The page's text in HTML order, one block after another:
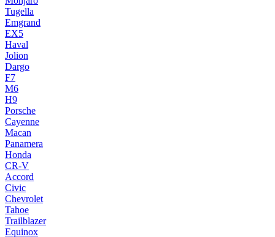
Tugella
Emgrand
EX5
Haval
Jolion
Dargo
F7
M6
H9
Porsche
Cayenne
Macan
Panamera
Honda
CR-V
Accord
Civic
Chevrolet
Tahoe
Trailblazer
Equinox